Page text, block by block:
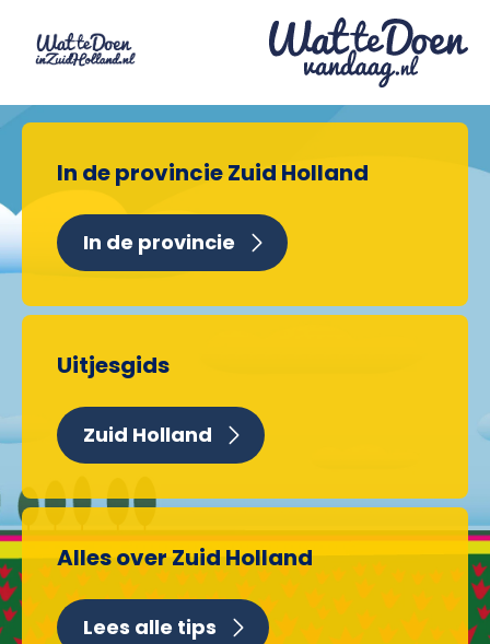
In de provincie Zuid Holland
In de provincie
Uitjesgids
Zuid Holland
Alles over Zuid Holland
Lees alle tips